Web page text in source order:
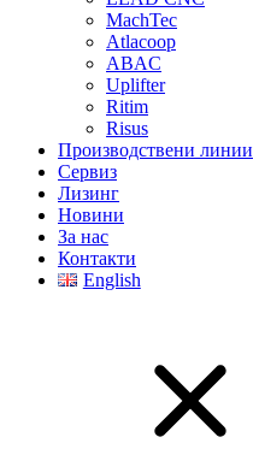
MachTec
Atlacoop
ABAC
Uplifter
Ritim
Risus
Производствени линии
Сервиз
Лизинг
Новини
За нас
Контакти
English